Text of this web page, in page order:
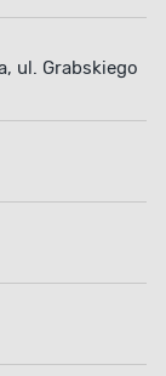
ul. Grabskiego